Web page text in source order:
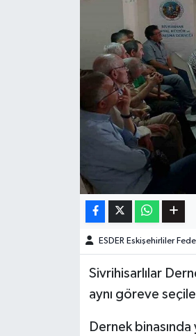
ESDER Eskişehirliler
Sivrihisarlılar
aynı göreve
Dernek binasında